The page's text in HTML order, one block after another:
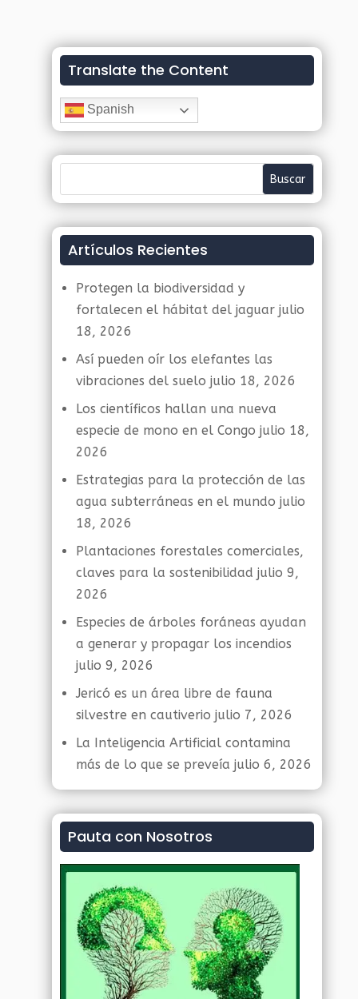
Translate the Content
Spanish
Artículos Recientes
Protegen la biodiversidad y
fortalecen el hábitat del jaguar julio
18, 2026
Así pueden oír los elefantes las
vibraciones del suelo julio 18, 2026
Los científicos hallan una nueva
especie de mono en el Congo julio 18,
2026
Estrategias para la protección de las
agua subterráneas en el mundo julio
18, 2026
Plantaciones forestales comerciales,
claves para la sostenibilidad julio 9,
2026
Especies de árboles foráneas ayudan
a generar y propagar los incendios
julio 9, 2026
Jericó es un área libre de fauna
silvestre en cautiverio julio 7, 2026
La Inteligencia Artificial contamina
más de lo que se preveía julio 6, 2026
Pauta con Nosotros